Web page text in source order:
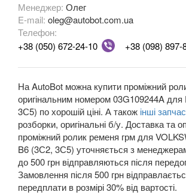
ROVER
SAAB
SKODA
SMART
SUBARU
SUZUKI
TESLA
Менеджер: Олег
E-mail: oleg@autobot.com.ua
Телефон:
+38 (050) 672-24-10
+38 (098) 897-
На AutoBot можна купити проміжний
оригінальним номером 03G109244A
3С5) по хорошій ціні. А також інші
розборки, оригінальні б/у. Доставка та
проміжний ролик ременя грм для
B6 (3С2, 3С5) уточняється з
до 500 грн відправляються після
Замовлення після 500 грн
передплати в розмірі 30% від вартості.